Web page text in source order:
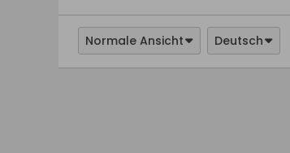
Normale Ansicht Deutsch